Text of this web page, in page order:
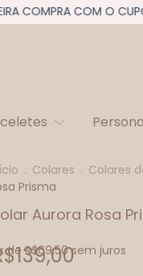
COM O CUPOM
. Colares . Colares
Prisma
Aurora Rosa
deR$69,50 sem juros